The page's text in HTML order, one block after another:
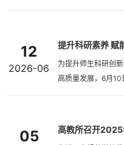
12
2026-06
提升科研素养
为提升师生科研创
高质量发展，6月10
05 高教所召开2025